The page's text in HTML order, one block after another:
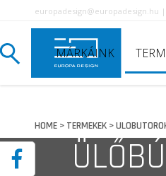
europadesign@europadesign.hu |
MÁRKÁINK
HOME> TERMEKEK>